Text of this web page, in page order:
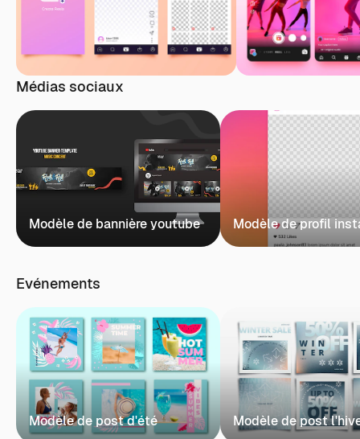
Médias sociaux
Modèle de bannière youtube Modèle de profil
Evénements
Modèle de post d'été Modèle de post